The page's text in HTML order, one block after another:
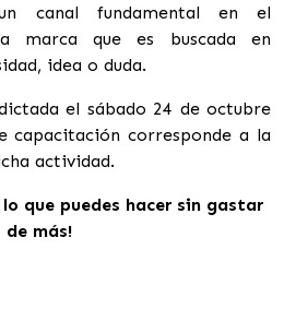
canal fundamental en el
marca que es buscada en
idea o duda.
el sábado 24 de octubre
capacitación corresponde a la
actividad.
que puedes hacer sin gastar
de más!